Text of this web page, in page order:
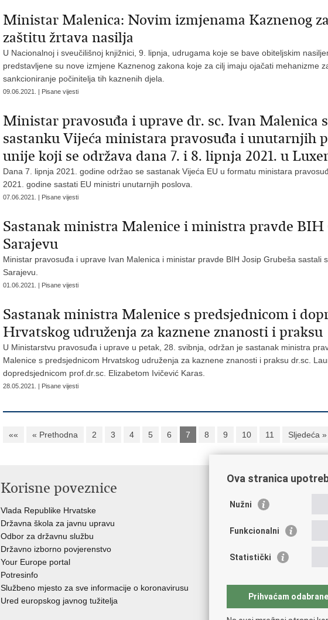
Ministar Malenica: Novim izmjenama Kaznenog
zaštitu žrtava nasilja
U Nacionalnoj i sveučilišnoj knjižnici, 9. lipnja, udrugama koje se bave obiteljskim
predstavljene su nove izmjene Kaznenog zakona koje za cilj imaju ojačati mehanizme
sankcioniranje počinitelja tih kaznenih djela.
09.06.2021. | Pisane vijesti
Ministar pravosuđa i uprave dr. sc. Ivan Malenica
sastanku Vijeća ministara pravosuđa i unutarnjih
unije koji se održava dana 7. i 8. lipnja 2021. u
Dana 7. lipnja 2021. godine održao se sastanak Vijeća EU u formatu ministara
2021. godine sastati EU ministri unutarnjih poslova.
07.06.2021. | Pisane vijesti
Sastanak ministra Malenice i ministra pravde BIH
Sarajevu
Ministar pravosuđa i uprave Ivan Malenica i ministar pravde BIH Josip Grubeša sastali
Sarajevu.
01.06.2021. | Pisane vijesti
Sastanak ministra Malenice s predsjednicom i
Hrvatskog udruženja za kaznene znanosti i praksu
U Ministarstvu pravosuđa i uprave u petak, 28. svibnja, održan je sastanak ministra
Malenice s predsjednicom Hrvatskog udruženja za kaznene znanosti i praksu dr.sc.
dopredsjednicom prof.dr.sc. Elizabetom Ivičević Karas.
28.05.2021. | Pisane vijesti
«« « Prethodna 2 3 4 5 6 7 8 9 10 11 Sljedeća »
Korisne poveznice
Vlada Republike Hrvatske
Državna škola za javnu upravu
Odbor za državnu službu
Državno izborno povjerenstvo
Your Europe portal
Potresinfo
Službeno mjesto za sve informacije o koronavirusu
Ured europskog javnog tužitelja
Poveznice
Portal sudova
Državno odvjetništvo
Ured za suzbijanje
Državnoodvjetničko vijeće
Hrvatska odvjetnička
Hrvatska javnobilježnička
Ova stranica
Nužni
Funkcionalni
Statistički
Prihvaćam odabrane